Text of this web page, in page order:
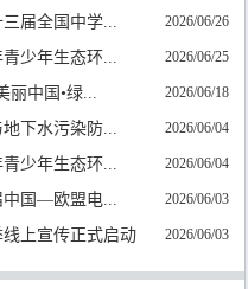
2026/06/26
届全国中学...
2026/06/25
青少年生态环...
2026/06/18
丽中国•绿...
2026/06/04
下水污染防...
2026/06/04
青少年生态环...
2026/06/03
中国—欧盟电...
2026/06/03
线上宣传正式启动